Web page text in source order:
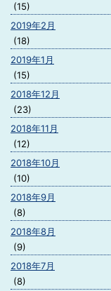
(15)
2019年2月
(18)
2019年1月
(15)
2018年12月
(23)
2018年11月
(12)
2018年10月
(10)
2018年9月
(8)
2018年8月
(9)
2018年7月
(8)